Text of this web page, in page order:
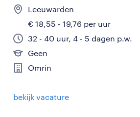
Leeuwarden
€ 18,55 - 19,76 per uur
32 - 40 uur, 4 - 5 dagen p.w.
Geen
Omrin
bekijk vacature